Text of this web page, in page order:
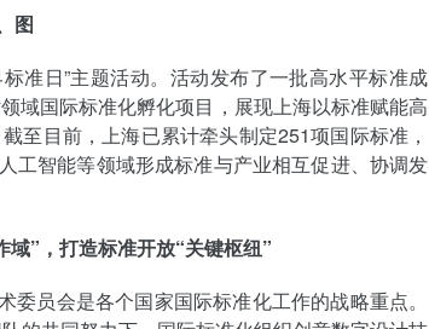
图
准日”主题活动。活动发布了一批高水平标准成
域国际标准化孵化项目，展现上海以标准赋能高
至目前，上海已累计牵头制定251项国际标准，
工智能等领域形成标准与产业相互促进、协调发
域”，打造标准开放“关键枢纽”
员会是各个国家国际标准化工作的战略重点。